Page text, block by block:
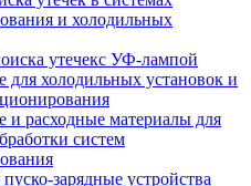
и холодильных
утечекс УФ-лампой
для холодильных установок и
и расходные материалы для
систем
зарядные устройства